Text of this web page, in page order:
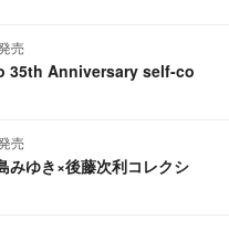
売
35th Anniversary self-co
売
ゆき×後藤次利コレクシ